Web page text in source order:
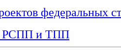
федеральных
РСПП и ТПП